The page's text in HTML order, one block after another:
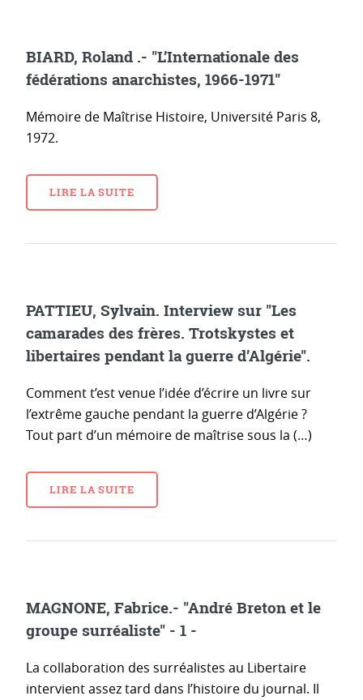
BIARD, Roland .- "L’Internationale des
fédérations anarchistes, 1966-1971"
Mémoire de Maîtrise Histoire, Université Paris 8,
1972.
LIRE LA SUITE
PATTIEU, Sylvain. Interview sur "Les
camarades des frères. Trotskystes et
libertaires pendant la guerre d’Algérie".
Comment t’est venue l’idée d’écrire un livre sur
l’extrême gauche pendant la guerre d’Algérie ?
Tout part d’un mémoire de maîtrise sous la (…)
LIRE LA SUITE
MAGNONE, Fabrice.- "André Breton et le
groupe surréaliste" - 1 -
La collaboration des surréalistes au Libertaire
intervient assez tard dans l’histoire du journal. Il